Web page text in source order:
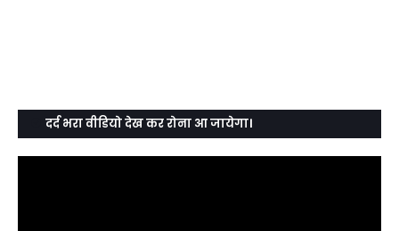
दर्द भरा वीडियो देख कर रोना आ जायेगा।